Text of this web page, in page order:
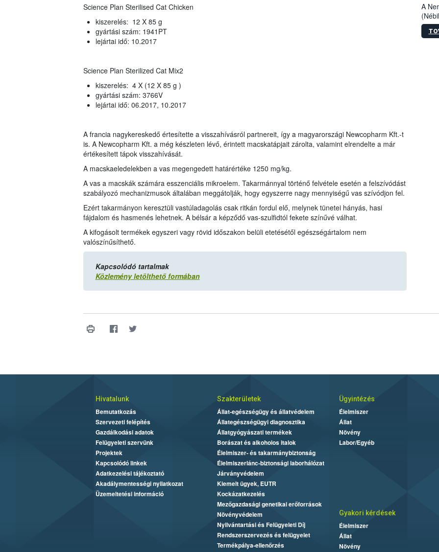
Science Plan Sterilised Cat Chicken
kiszerelés: 12 X 85 g
gyártási szám: 1941PT
lejártai idő: 10.2017
Science Plan Sterilized Cat Mix2
kiszerelés: 4 X (12 X 85 g )
gyártási szám: 3766V
lejártai idő: 06.2017, 10.2017
A francia nagykereskedő értesítette a visszahívásról partnereit, így a magyarországi Newcopharm Kft.-t
is. A Newcopharm Kft. a még készleten lévő, érintett macskatápjait zárolta, valamint elrendelte a már
értékesített tápok visszahívását.
A macskaeledelekben a vas megengedett határértéke 1250 mg/kg.
A vas a macskák számára esszenciális mikroelem. Takarmánnyal történő felvétele esetén a felszívódást
szabályozó mechanizmusok általában meggátolják, hogy egyszerre nagy mennyiségű vas szívódjon fel.
Ezért takarmányon keresztüli vastúladagolás csak ritkán fordul elő, melynek tünetei hányás, hasi
fájdalom és hasmenés lehetnek. A bélsár a képződő vas-szulfidtól fekete színűvé válhat.
A kifogásolt termékek egyszeri vagy rövid időszakon belüli etetésétől egészségártalom nem
valószínűsíthető.
Kapcsolódó tartalmak
Közlemény letölthető formában
A
Hivatalunk
Bemutatkozás
Szervezeti felépítés
Gazdálkodási adatok
Felügyeleti szervünk
Projektek
Kapcsolódó linkek
Adatkezelési tájékoztató
Akadálymentességi nyilatkozat
Üzemeltetési információ
Szakterületek
Állat-egészségügy és állatvédelem
Állategészségügyi diagnosztika
Állatgyógyászati termékek
Borászat és alkoholos italok
Élelmiszer- és takarmánybiztonság
Élelmiszerlánc-biztonsági laborhálózat
Járványvédelem
Kiemelt ügyek, EUTR
Kockázatkezelés
Mezőgazdasági genetikai erőforrások
Növényvédelem
Nyilvántartási és Felügyeleti Díj
Rendszerszervezés és felügyelet
Termékpálya-ellenőrzés
Ügyintézés
Élelmiszer
Állat
Növény
Labor/Egyéb
Gyakori kérdések
Élelmiszer
Állat
Növény